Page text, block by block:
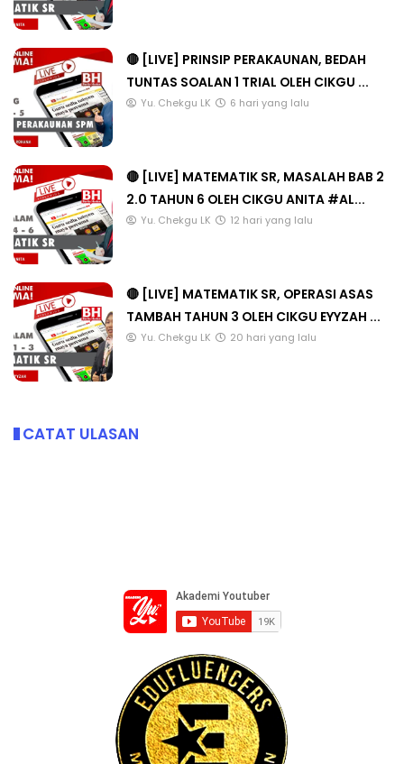
🔴 [LIVE] PRINSIP PERAKAUNAN, BEDAH
TUNTAS SOALAN 1 TRIAL OLEH CIKGU ...
Yu. Chekgu LK 6 hari yang lalu
🔴 [LIVE] MATEMATIK SR, MASALAH BAB 2
2.0 TAHUN 6 OLEH CIKGU ANITA #AL...
Yu. Chekgu LK 12 hari yang lalu
🔴 [LIVE] MATEMATIK SR, OPERASI ASAS
TAMBAH TAHUN 3 OLEH CIKGU EYYZAH ...
Yu. Chekgu LK 20 hari yang lalu
CATAT ULASAN